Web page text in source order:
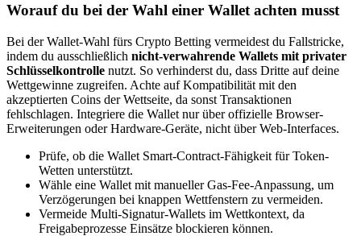
Worauf du bei der Wahl einer Wallet achten musst
Bei der Wallet-Wahl fürs Crypto Betting vermeidest du Fallstricke,
indem du ausschließlich nicht-verwahrende Wallets mit privater
Schlüsselkontrolle nutzt. So verhinderst du, dass Dritte auf deine
Wettgewinne zugreifen. Achte auf Kompatibilität mit den
akzeptierten Coins der Wettseite, da sonst Transaktionen
fehlschlagen. Integriere die Wallet nur über offizielle Browser-
Erweiterungen oder Hardware-Geräte, nicht über Web-Interfaces.
Prüfe, ob die Wallet Smart-Contract-Fähigkeit für Token-
Wetten unterstützt.
Wähle eine Wallet mit manueller Gas-Fee-Anpassung, um
Verzögerungen bei knappen Wettfenstern zu vermeiden.
Vermeide Multi-Signatur-Wallets im Wettkontext, da
Freigabeprozesse Einsätze blockieren können.